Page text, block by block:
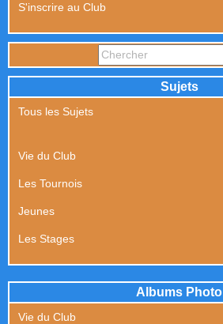
S'inscrire au Club
Sujets
Tous les Sujets
Vie du Club
Les Tournois
Jeunes
Les Stages
Albums Photo
Vie du Club